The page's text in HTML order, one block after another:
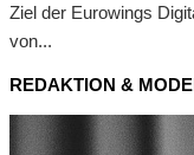
Ziel der Eurowings
von...
REDAKTION &